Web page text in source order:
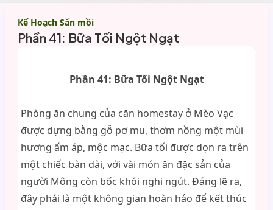
Kế Hoạch Săn mồi
Phần 41: Bữa Tối Ngột Ngạt
Phần 41: Bữa Tối Ngột Ngạt
Phòng ăn chung của căn homestay ở Mèo Vạc
được dựng bằng gỗ pơ mu, thơm nồng một mùi
hương ấm áp, mộc mạc. Bữa tối được dọn ra trên
một chiếc bàn dài, với vài món ăn đặc sản của
người Mông còn bốc khói nghi ngút. Đáng lẽ ra,
đây phải là một không gian hoàn hảo để kết thúc